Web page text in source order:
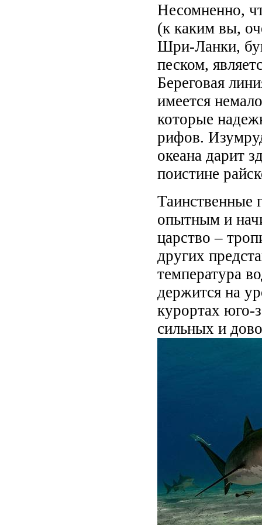
Несомненно,
(к каким вы,
Шри-Ланки,
песком,
Береговая
имеется
которые
рифов.
океана дарит
поистине
Таинственные
опытным и
царство –
других
температура
держится на
курортах юго-
сильных и